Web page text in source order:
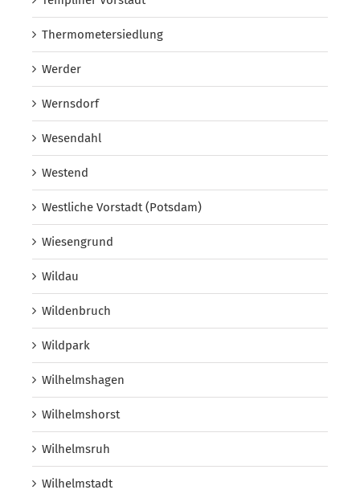
Thermometersiedlung
Werder
Wernsdorf
Wesendahl
Westend
Westliche Vorstadt (Potsdam)
Wiesengrund
Wildau
Wildenbruch
Wildpark
Wilhelmshagen
Wilhelmshorst
Wilhelmsruh
Wilhelmstadt